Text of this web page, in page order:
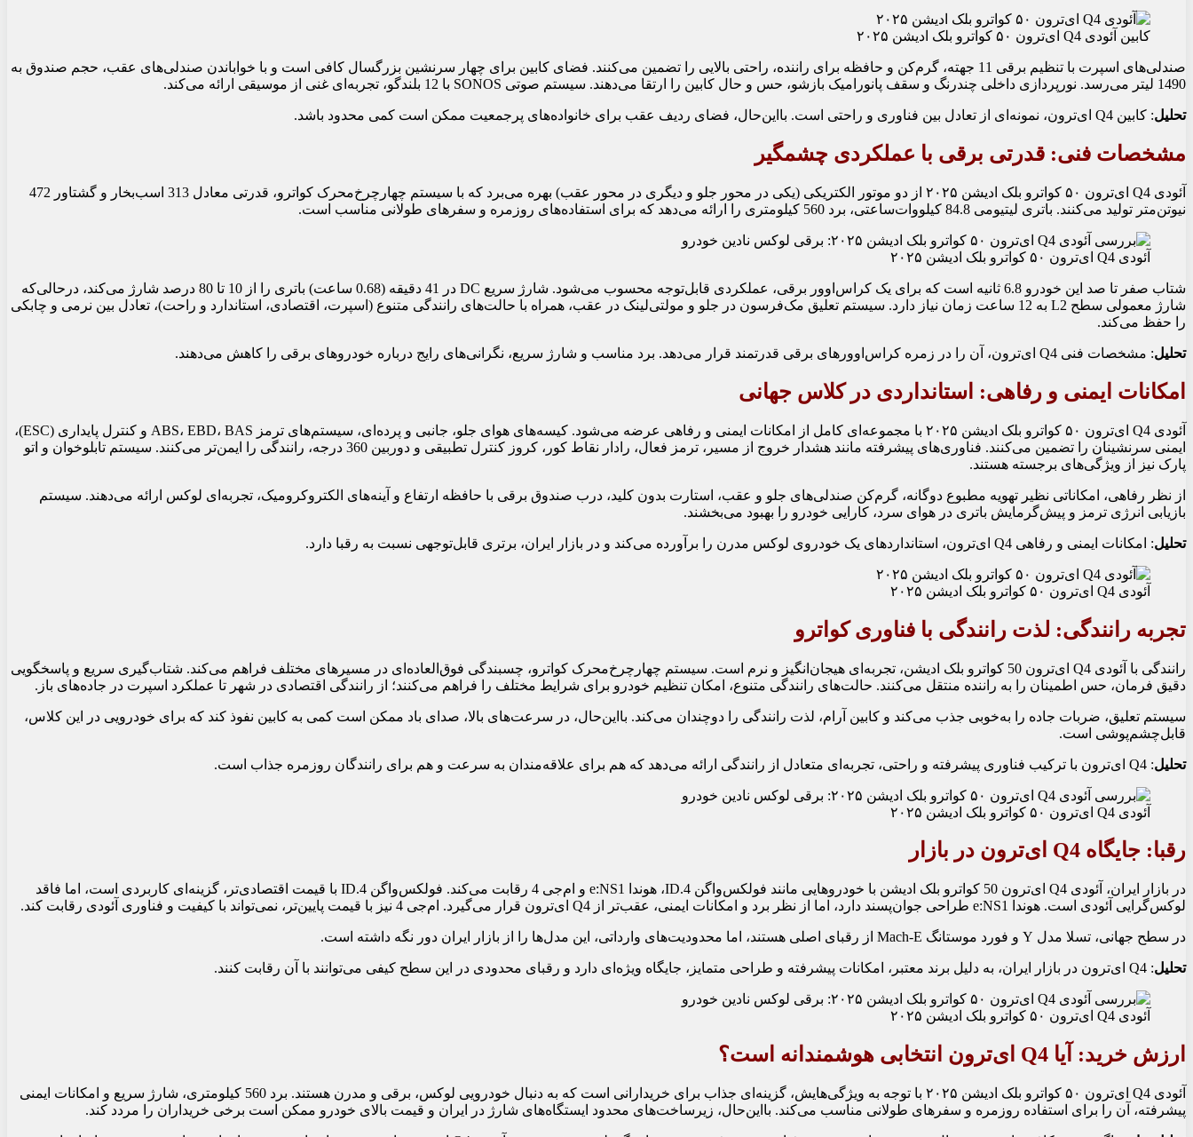
کابین آئودی Q4 ای‌ترون ۵۰ کواترو بلک ادیشن ۲۰۲۵
صندلی‌های اسپرت با تنظیم برقی 11 جهته، گرم‌کن و حافظه برای راننده، راحتی بالایی را تضمین می‌کنند. فضای کابین برای چهار سرنشین بزرگسال کافی است و با خواباندن صندلی‌های عقب، حجم صندوق به
1490 لیتر می‌رسد. نورپردازی داخلی چندرنگ و سقف پانورامیک بازشو، حس و حال کابین را ارتقا می‌دهند. سیستم صوتی SONOS با 12 بلندگو، تجربه‌ای غنی از موسیقی ارائه می‌کند.
تحلیل: کابین Q4 ای‌ترون، نمونه‌ای از تعادل بین فناوری و راحتی است. بااین‌حال، فضای ردیف عقب برای خانواده‌های پرجمعیت ممکن است کمی محدود باشد.
مشخصات فنی: قدرتی برقی با عملکردی چشمگیر
آئودی Q4 ای‌ترون ۵۰ کواترو بلک ادیشن ۲۰۲۵ از دو موتور الکتریکی (یکی در محور جلو و دیگری در محور عقب) بهره می‌برد که با سیستم چهارچرخ‌محرک کواترو، قدرتی معادل 313 اسب‌بخار و گشتاور 472
نیوتن‌متر تولید می‌کنند. باتری لیتیومی 84.8 کیلووات‌ساعتی، برد 560 کیلومتری را ارائه می‌دهد که برای استفاده‌های روزمره و سفرهای طولانی مناسب است.
آئودی Q4 ای‌ترون ۵۰ کواترو بلک ادیشن ۲۰۲۵
شتاب صفر تا صد این خودرو 6.8 ثانیه است که برای یک کراس‌اوور برقی، عملکردی قابل‌توجه محسوب می‌شود. شارژ سریع DC در 41 دقیقه (0.68 ساعت) باتری را از 10 تا 80 درصد شارژ می‌کند، درحالی‌که
شارژ معمولی سطح L2 به 12 ساعت زمان نیاز دارد. سیستم تعلیق مک‌فرسون در جلو و مولتی‌لینک در عقب، همراه با حالت‌های رانندگی متنوع (اسپرت، اقتصادی، استاندارد و راحت)، تعادل بین نرمی و چابکی
را حفظ می‌کند.
تحلیل: مشخصات فنی Q4 ای‌ترون، آن را در زمره کراس‌اوورهای برقی قدرتمند قرار می‌دهد. برد مناسب و شارژ سریع، نگرانی‌های رایج درباره خودروهای برقی را کاهش می‌دهند.
امکانات ایمنی و رفاهی: استانداردی در کلاس جهانی
آئودی Q4 ای‌ترون ۵۰ کواترو بلک ادیشن ۲۰۲۵ با مجموعه‌ای کامل از امکانات ایمنی و رفاهی عرضه می‌شود. کیسه‌های هوای جلو، جانبی و پرده‌ای، سیستم‌های ترمز ABS، EBD، BAS و کنترل پایداری (ESC)،
ایمنی سرنشینان را تضمین می‌کنند. فناوری‌های پیشرفته مانند هشدار خروج از مسیر، ترمز فعال، رادار نقاط کور، کروز کنترل تطبیقی و دوربین 360 درجه، رانندگی را ایمن‌تر می‌کنند. سیستم تابلوخوان و اتو
پارک نیز از ویژگی‌های برجسته هستند.
از نظر رفاهی، امکاناتی نظیر تهویه مطبوع دوگانه، گرم‌کن صندلی‌های جلو و عقب، استارت بدون کلید، درب صندوق برقی با حافظه ارتفاع و آینه‌های الکتروکرومیک، تجربه‌ای لوکس ارائه می‌دهند. سیستم
بازیابی انرژی ترمز و پیش‌گرمایش باتری در هوای سرد، کارایی خودرو را بهبود می‌بخشند.
تحلیل: امکانات ایمنی و رفاهی Q4 ای‌ترون، استانداردهای یک خودروی لوکس مدرن را برآورده می‌کند و در بازار ایران، برتری قابل‌توجهی نسبت به رقبا دارد.
آئودی Q4 ای‌ترون ۵۰ کواترو بلک ادیشن ۲۰۲۵
تجربه رانندگی: لذت رانندگی با فناوری کواترو
رانندگی با آئودی Q4 ای‌ترون 50 کواترو بلک ادیشن، تجربه‌ای هیجان‌انگیز و نرم است. سیستم چهارچرخ‌محرک کواترو، چسبندگی فوق‌العاده‌ای در مسیرهای مختلف فراهم می‌کند. شتاب‌گیری سریع و پاسخگویی
دقیق فرمان، حس اطمینان را به راننده منتقل می‌کنند. حالت‌های رانندگی متنوع، امکان تنظیم خودرو برای شرایط مختلف را فراهم می‌کنند؛ از رانندگی اقتصادی در شهر تا عملکرد اسپرت در جاده‌های باز.
سیستم تعلیق، ضربات جاده را به‌خوبی جذب می‌کند و کابین آرام، لذت رانندگی را دوچندان می‌کند. بااین‌حال، در سرعت‌های بالا، صدای باد ممکن است کمی به کابین نفوذ کند که برای خودرویی در این کلاس،
قابل‌چشم‌پوشی است.
تحلیل: Q4 ای‌ترون با ترکیب فناوری پیشرفته و راحتی، تجربه‌ای متعادل از رانندگی ارائه می‌دهد که هم برای علاقه‌مندان به سرعت و هم برای رانندگان روزمره جذاب است.
آئودی Q4 ای‌ترون ۵۰ کواترو بلک ادیشن ۲۰۲۵
رقبا: جایگاه Q4 ای‌ترون در بازار
در بازار ایران، آئودی Q4 ای‌ترون 50 کواترو بلک ادیشن با خودروهایی مانند فولکس‌واگن ID.4، هوندا e:NS1 و ام‌جی 4 رقابت می‌کند. فولکس‌واگن ID.4 با قیمت اقتصادی‌تر، گزینه‌ای کاربردی است، اما فاقد
لوکس‌گرایی آئودی است. هوندا e:NS1 طراحی جوان‌پسند دارد، اما از نظر برد و امکانات ایمنی، عقب‌تر از Q4 ای‌ترون قرار می‌گیرد. ام‌جی 4 نیز با قیمت پایین‌تر، نمی‌تواند با کیفیت و فناوری آئودی رقابت کند.
در سطح جهانی، تسلا مدل Y و فورد موستانگ Mach-E از رقبای اصلی هستند، اما محدودیت‌های وارداتی، این مدل‌ها را از بازار ایران دور نگه داشته است.
تحلیل: Q4 ای‌ترون در بازار ایران، به دلیل برند معتبر، امکانات پیشرفته و طراحی متمایز، جایگاه ویژه‌ای دارد و رقبای محدودی در این سطح کیفی می‌توانند با آن رقابت کنند.
آئودی Q4 ای‌ترون ۵۰ کواترو بلک ادیشن ۲۰۲۵
ارزش خرید: آیا Q4 ای‌ترون انتخابی هوشمندانه است؟
آئودی Q4 ای‌ترون ۵۰ کواترو بلک ادیشن ۲۰۲۵ با توجه به ویژگی‌هایش، گزینه‌ای جذاب برای خریدارانی است که به دنبال خودرویی لوکس، برقی و مدرن هستند. برد 560 کیلومتری، شارژ سریع و امکانات ایمنی
پیشرفته، آن را برای استفاده روزمره و سفرهای طولانی مناسب می‌کند. بااین‌حال، زیرساخت‌های محدود ایستگاه‌های شارژ در ایران و قیمت بالای خودرو ممکن است برخی خریداران را مردد کند.